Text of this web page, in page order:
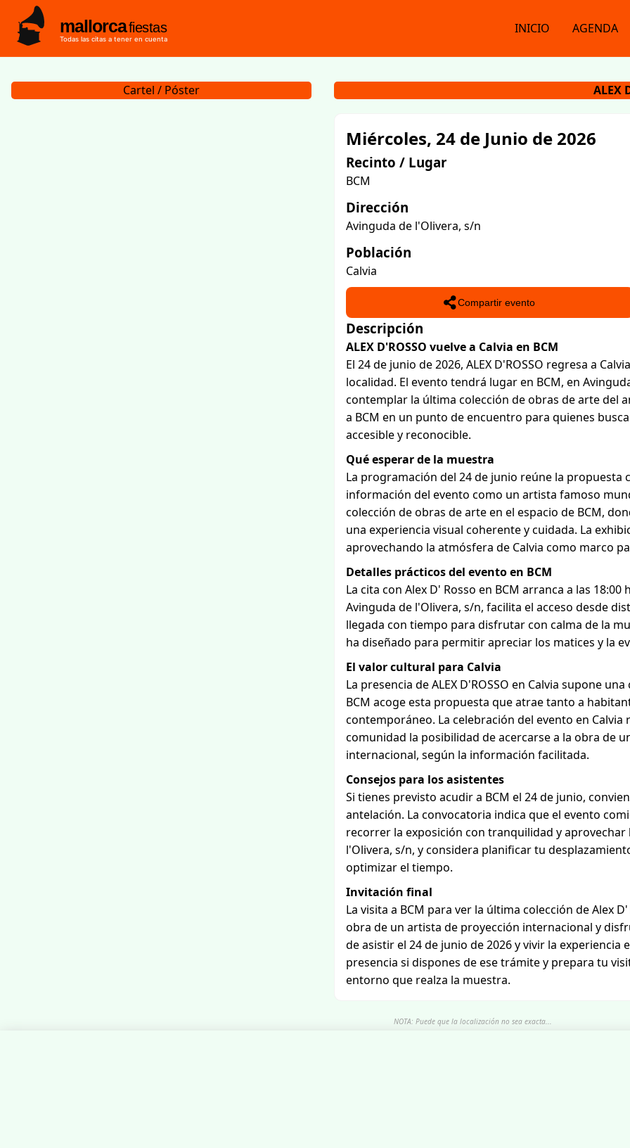
mallorcafiestas
Todas las citas a tener en cuenta
INICIO AGENDA
Cartel / Póster ALEX
Miércoles, 24 de Junio de 2026
Recinto / Lugar
BCM
Dirección
Avinguda de l'Olivera, s/n
Población
Calvia
Compartir evento
Descripción
ALEX D'ROSSO vuelve a Calvia en BCM
El 24 de junio de 2026, ALEX D'ROSSO regresa a
localidad. El evento tendrá lugar en BCM, en
contemplar la última colección de obras de arte del
a BCM en un punto de encuentro para quienes
accesible y reconocible.
Qué esperar de la muestra
La programación del 24 de junio reúne la propuesta
información del evento como un artista famoso
colección de obras de arte en el espacio de BCM,
una experiencia visual coherente y cuidada. La
aprovechando la atmósfera de Calvia como marco
Detalles prácticos del evento en BCM
La cita con Alex D' Rosso en BCM arranca a las
Avinguda de l'Olivera, s/n, facilita el acceso desde
llegada con tiempo para disfrutar con calma de la
ha diseñado para permitir apreciar los matices y la
El valor cultural para Calvia
La presencia de ALEX D'ROSSO en Calvia supone
BCM acoge esta propuesta que atrae tanto a
contemporáneo. La celebración del evento en
comunidad la posibilidad de acercarse a la obra de
internacional, según la información facilitada.
Consejos para los asistentes
Si tienes previsto acudir a BCM el 24 de junio,
antelación. La convocatoria indica que el evento
recorrer la exposición con tranquilidad y
l'Olivera, s/n, y considera planificar tu
optimizar el tiempo.
Invitación final
La visita a BCM para ver la última colección de Alex
obra de un artista de proyección internacional y
de asistir el 24 de junio de 2026 y vivir la experiencia
presencia si dispones de ese trámite y prepara tu
entorno que realza la muestra.
NOTA: Puede que la localización no sea exacta...